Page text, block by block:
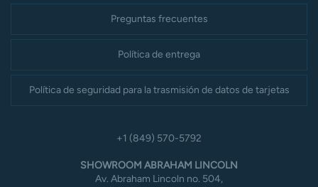
Preguntas frecuentes
Política de entrega
Política de seguridad para la trasmisión de datos de tarjetas
+1 (849) 570-5792
SHOWROOM ABRAHAM LINCOLN
Av. Abraham Lincoln no. 504,